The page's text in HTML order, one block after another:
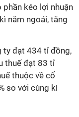
phần kéo lợi nhuận
năm ngoái, tăng
ty đạt 434 tỉ đồng,
thuế đạt 83 tỉ
thuộc về cổ
so với cùng kì